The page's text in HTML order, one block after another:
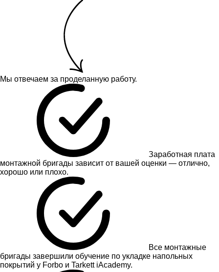
Мы отвечаем за проделанную работу.
Заработная плата
монтажной бригады зависит от вашей оценки — отлично,
хорошо или плохо.
Все монтажные
бригады завершили обучение по укладке напольных
покрытий у Forbo и Tarkett iAcademy.